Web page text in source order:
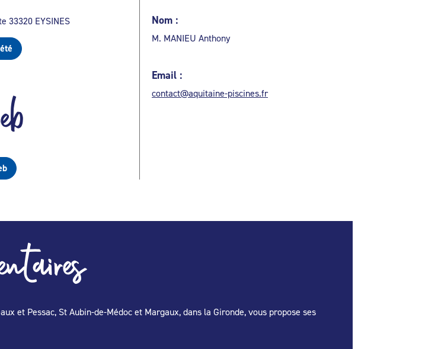
33320 EYSINES Nom :
M. MANIEU Anthony
Email :
contact@aquitaine-piscines.fr
et Pessac, St Aubin-de-Médoc et Margaux, dans la Gironde, vous propose ses